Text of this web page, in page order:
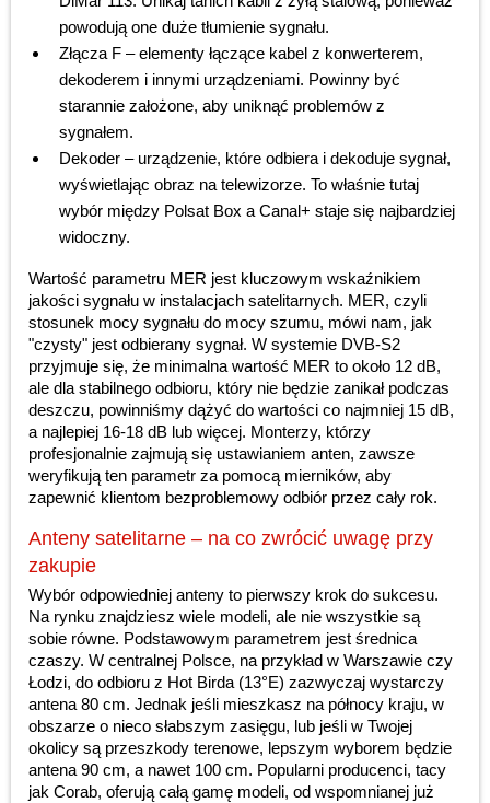
powodują one duże tłumienie sygnału.
Złącza F – elementy łączące kabel z konwerterem,
dekoderem i innymi urządzeniami. Powinny być
starannie założone, aby uniknąć problemów z
sygnałem.
Dekoder – urządzenie, które odbiera i dekoduje sygnał,
wyświetlając obraz na telewizorze. To właśnie tutaj
wybór między Polsat Box a Canal+ staje się najbardziej
widoczny.
Wartość parametru MER jest kluczowym wskaźnikiem
jakości sygnału w instalacjach satelitarnych. MER, czyli
stosunek mocy sygnału do mocy szumu, mówi nam, jak
"czysty" jest odbierany sygnał. W systemie DVB-S2
przyjmuje się, że minimalna wartość MER to około 12 dB,
ale dla stabilnego odbioru, który nie będzie zanikał podczas
deszczu, powinniśmy dążyć do wartości co najmniej 15 dB,
a najlepiej 16-18 dB lub więcej. Monterzy, którzy
profesjonalnie zajmują się ustawianiem anten, zawsze
weryfikują ten parametr za pomocą mierników, aby
zapewnić klientom bezproblemowy odbiór przez cały rok.
Anteny satelitarne – na co zwrócić uwagę przy
zakupie
Wybór odpowiedniej anteny to pierwszy krok do sukcesu.
Na rynku znajdziesz wiele modeli, ale nie wszystkie są
sobie równe. Podstawowym parametrem jest średnica
czaszy. W centralnej Polsce, na przykład w Warszawie czy
Łodzi, do odbioru z Hot Birda (13°E) zazwyczaj wystarczy
antena 80 cm. Jednak jeśli mieszkasz na północy kraju, w
obszarze o nieco słabszym zasięgu, lub jeśli w Twojej
okolicy są przeszkody terenowe, lepszym wyborem będzie
antena 90 cm, a nawet 100 cm. Popularni producenci, tacy
jak Corab, oferują całą gamę modeli, od wspomnianej już